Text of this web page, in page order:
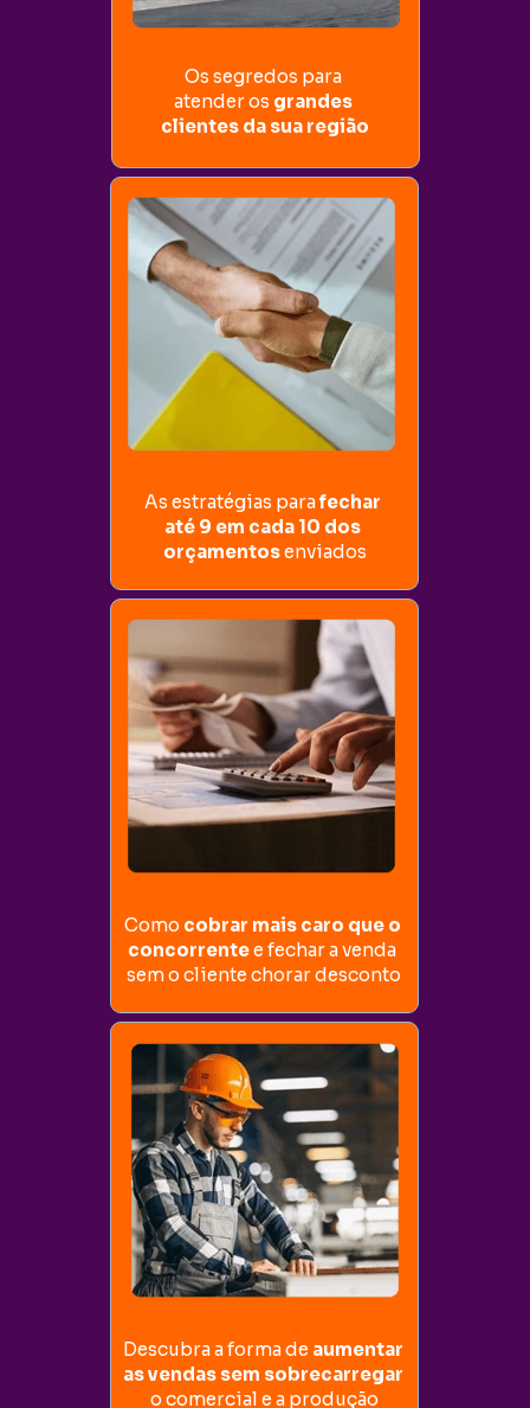
Os segredos para
atender os grandes
clientes da sua região
As estratégias para fechar
até 9 em cada 10 dos
orçamentos enviados
Como cobrar mais caro que o
concorrente e fechar a venda
sem o cliente chorar desconto
Descubra a forma de aumentar
as vendas sem sobrecarregar
o comercial e a produção